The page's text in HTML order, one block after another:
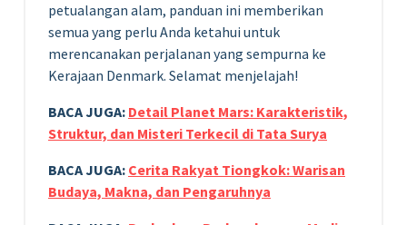
petualangan alam, panduan ini memberikan
semua yang perlu Anda ketahui untuk
merencanakan perjalanan yang sempurna ke
Kerajaan Denmark. Selamat menjelajah!
BACA JUGA: Detail Planet Mars: Karakteristik,
Struktur, dan Misteri Terkecil di Tata Surya
BACA JUGA: Cerita Rakyat Tiongkok: Warisan
Budaya, Makna, dan Pengaruhnya